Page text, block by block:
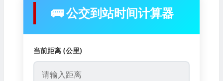
🚌 公交到站时间计算器
当前距离 (公里)